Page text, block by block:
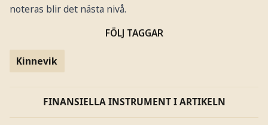
noteras blir det nästa nivå.
FÖLJ TAGGAR
Kinnevik
FINANSIELLA INSTRUMENT I ARTIKELN